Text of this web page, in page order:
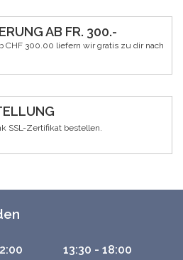
AB FR. 300.-
CHF 300.00 liefern wir gratis zu dir nach
SSL-Zertifikat bestellen.
13:30 - 18:00